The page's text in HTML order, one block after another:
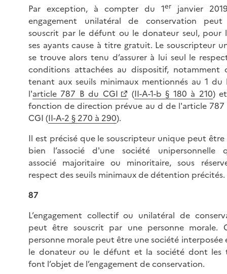
Par exception, à compter du 1erjanvier
engagement unilatéral de conservation
souscrit par le défunt ou le donateur seul, pour
ses ayants cause à titre gratuit. Le souscripteur
se trouve alors tenu d’assurer à lui seul le
conditions attachées au dispositif, notamment
tenant aux seuils minimaux mentionnés au 1
l'article 787 B du CGI (II-A-1-b § 180 à 210)
fonction de direction prévue au d de l'article 787
CGI (II-A-2 § 270 à 290).
Il est précisé que le souscripteur unique peut être
bien l’associé d'une société unipersonnelle
associé majoritaire ou minoritaire, sous
respect des seuils minimaux de détention précités.
87
L’engagement collectif ou unilatéral de
peut être souscrit par une personne morale.
personne morale peut être une société interposée
le donateur ou le défunt et la société dont les
font l’objet de l’engagement de conservation.